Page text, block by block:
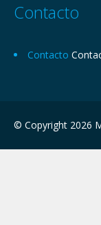
Contacto
Contacto
© Copyright 2026